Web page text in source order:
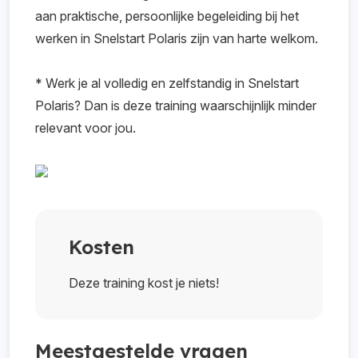
eenvoudig inricht.
aan praktische, persoonlijke begeleiding bij het
werken in Snelstart Polaris zijn van harte welkom.
* Werk je al volledig en zelfstandig in Snelstart
Polaris? Dan is deze training waarschijnlijk minder
relevant voor jou.
Kosten
Deze training kost je niets!
Meestgestelde vragen